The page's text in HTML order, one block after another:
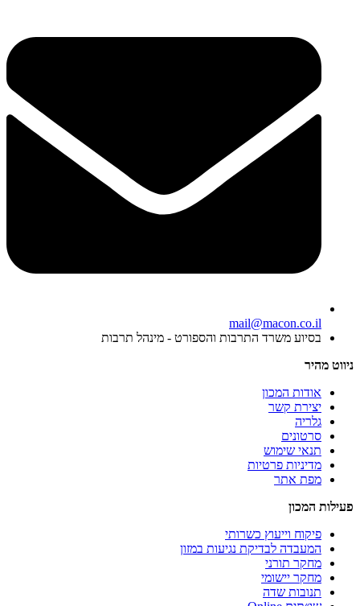
mail@macon.co.il
בסיוע משרד התרבות והספורט - מינהל תרבות
ניווט מהיר
אודות המכון
יצירת קשר
גלריה
סרטונים
תנאי שימוש
מדיניות פרטיות
מפת אתר
פעילות המכון
פיקוח וייעוץ כשרותי
המעבדה לבדיקת נגיעות במזון
מחקר תורני
מחקר יישומי
תנובות שדה